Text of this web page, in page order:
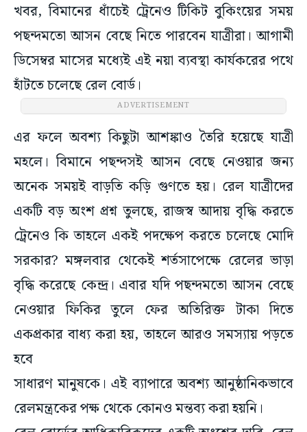
খবর, বিমানের ধাঁচেই ট্রেনেও টিকিট বুকিংয়ের সময়
পছন্দমতো আসন বেছে নিতে পারবেন যাত্রীরা। আগামী
ডিসেম্বর মাসের মধ্যেই এই নয়া ব্যবস্থা কার্যকরের পথে
হাঁটতে চলেছে রেল বোর্ড।
ADVERTISEMENT
এর ফলে অবশ্য কিছুটা আশঙ্কাও তৈরি হয়েছে যাত্রী
মহলে। বিমানে পছন্দসই আসন বেছে নেওয়ার জন্য
অনেক সময়ই বাড়তি কড়ি গুণতে হয়। রেল যাত্রীদের
একটি বড় অংশ প্রশ্ন তুলছে, রাজস্ব আদায় বৃদ্ধি করতে
ট্রেনেও কি তাহলে একই পদক্ষেপ করতে চলেছে মোদি
সরকার? মঙ্গলবার থেকেই শর্তসাপেক্ষে রেলের ভাড়া
বৃদ্ধি করেছে কেন্দ্র। এবার যদি পছন্দমতো আসন বেছে
নেওয়ার ফিকির তুলে ফের অতিরিক্ত টাকা দিতে
একপ্রকার বাধ্য করা হয়, তাহলে আরও সমস্যায় পড়তে
হবে
সাধারণ মানুষকে। এই ব্যাপারে অবশ্য আনুষ্ঠানিকভাবে
রেলমন্ত্রকের পক্ষ থেকে কোনও মন্তব্য করা হয়নি।